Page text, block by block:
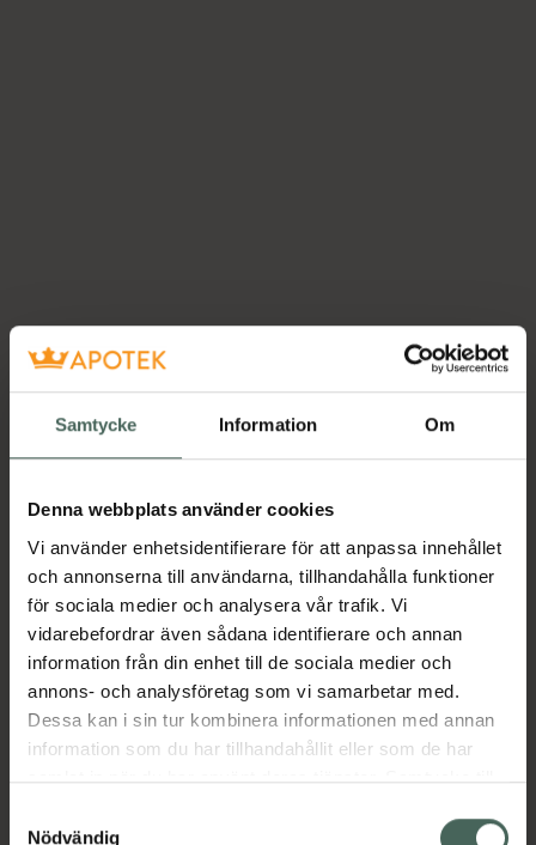
Samtycke Information Om
Denna webbplats använder cookies
Vi använder enhetsidentifierare för att anpassa innehållet
och annonserna till användarna, tillhandahålla funktioner
för sociala medier och analysera vår trafik. Vi
vidarebefordrar även sådana identifierare och annan
information från din enhet till de sociala medier och
annons- och analysföretag som vi samarbetar med.
Dessa kan i sin tur kombinera informationen med annan
information som du har tillhandahållit eller som de har
samlat in när du har använt deras tjänster. Samtycke till
återkalla ditt samtycke via webbplatsens
Nödvändig